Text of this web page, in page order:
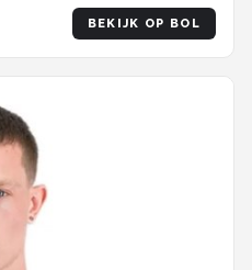
BEKIJK OP BOL